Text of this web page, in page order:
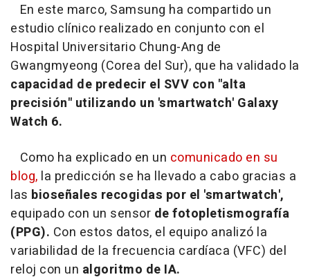
En este marco, Samsung ha compartido un
estudio clínico realizado en conjunto con el
Hospital Universitario Chung-Ang de
Gwangmyeong (Corea del Sur), que ha validado la
capacidad de predecir el SVV con "alta
precisión" utilizando un 'smartwatch' Galaxy
Watch 6.
Como ha explicado en un comunicado en su
blog, la predicción se ha llevado a cabo gracias a
las bioseñales recogidas por el 'smartwatch',
equipado con un sensor de fotopletismografía
(PPG). Con estos datos, el equipo analizó la
variabilidad de la frecuencia cardíaca (VFC) del
reloj con un algoritmo de IA.